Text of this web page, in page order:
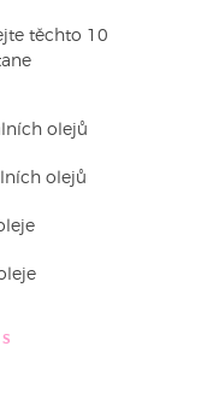
těchto 10
olejů
olejů